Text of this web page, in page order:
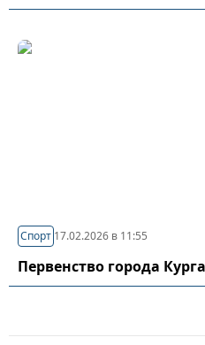
Спорт 17.02.2026 в 11:55
Первенство города